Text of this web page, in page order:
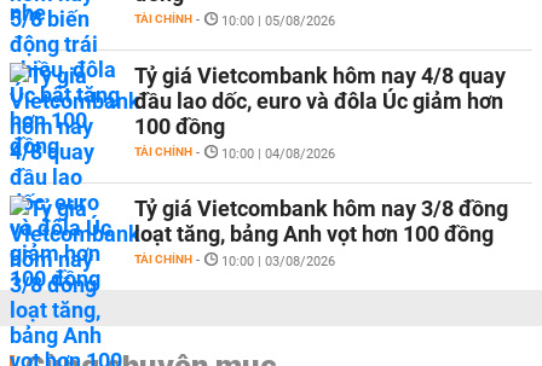
TÀI CHÍNH - 10:00 | 05/08/2026
Tỷ giá Vietcombank hôm nay 4/8 quay
đầu lao dốc, euro và đôla Úc giảm hơn
100 đồng
TÀI CHÍNH - 10:00 | 04/08/2026
Tỷ giá Vietcombank hôm nay 3/8 đồng
loạt tăng, bảng Anh vọt hơn 100 đồng
TÀI CHÍNH - 10:00 | 03/08/2026